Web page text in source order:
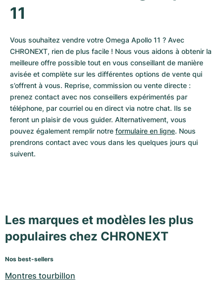
11
Vous souhaitez vendre votre Omega Apollo 11 ? Avec
CHRONEXT, rien de plus facile ! Nous vous aidons à obtenir la
meilleure offre possible tout en vous conseillant de manière
avisée et complète sur les différentes options de vente qui
s’offrent à vous. Reprise, commission ou vente directe :
prenez contact avec nos conseillers expérimentés par
téléphone, par courriel ou en direct via notre chat. Ils se
feront un plaisir de vous guider. Alternativement, vous
pouvez également remplir notre formulaire en ligne. Nous
prendrons contact avec vous dans les quelques jours qui
suivent.
Les marques et modèles les plus
populaires chez CHRONEXT
Nos best-sellers
Montres tourbillon